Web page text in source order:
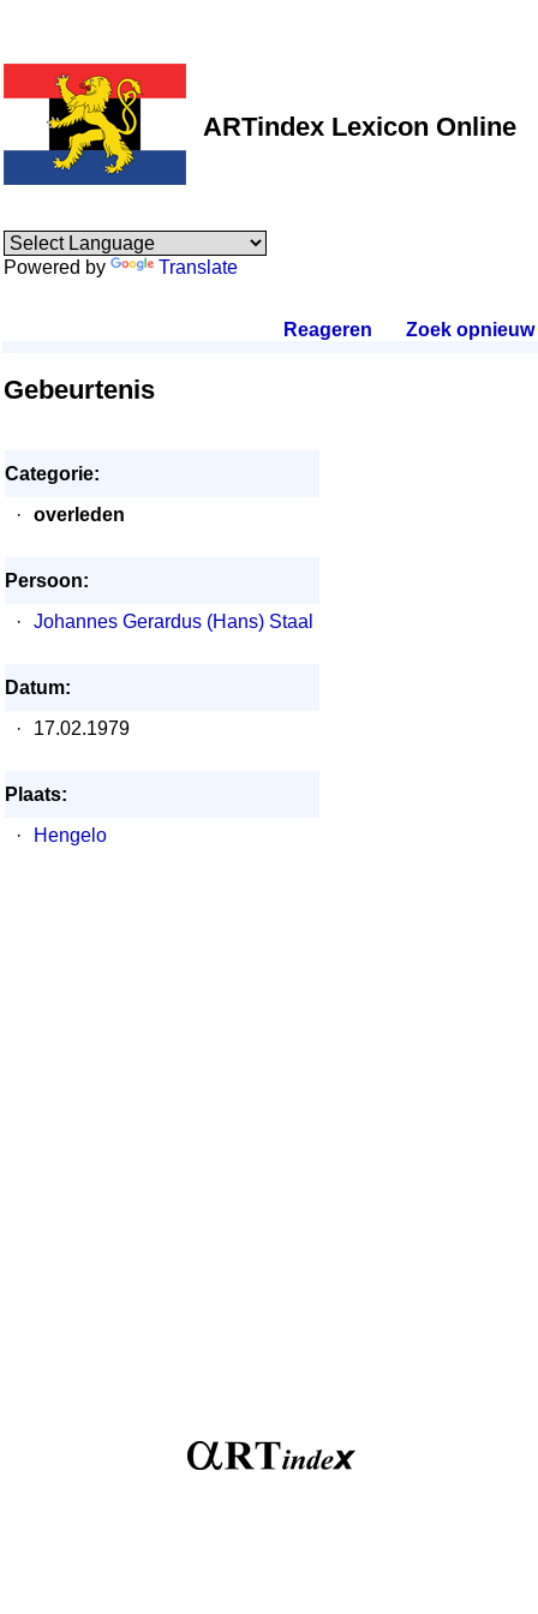
ARTindex Lexicon Online
Powered by Translate
Reageren Zoek opnieuw.
Gebeurtenis
Categorie:
·
overleden
Persoon:
·
Johannes Gerardus (Hans) Staal
Datum:
·
17.02.1979
Plaats:
·
Hengelo